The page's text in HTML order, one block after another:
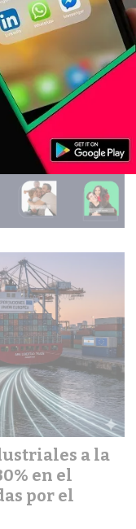
ranking del
posición en
Interior
a la
en el
por el